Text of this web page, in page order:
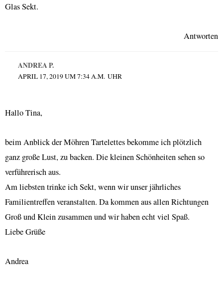
Glas Sekt.
Antworten
ANDREA P.
APRIL 17, 2019 UM 7:34 A.M. UHR
Hallo Tina,
beim Anblick der Möhren Tartelettes bekomme ich plötzlich
ganz große Lust, zu backen. Die kleinen Schönheiten sehen so
verführerisch aus.
Am liebsten trinke ich Sekt, wenn wir unser jährliches
Familientreffen veranstalten. Da kommen aus allen Richtungen
Groß und Klein zusammen und wir haben echt viel Spaß.
Liebe Grüße
Andrea